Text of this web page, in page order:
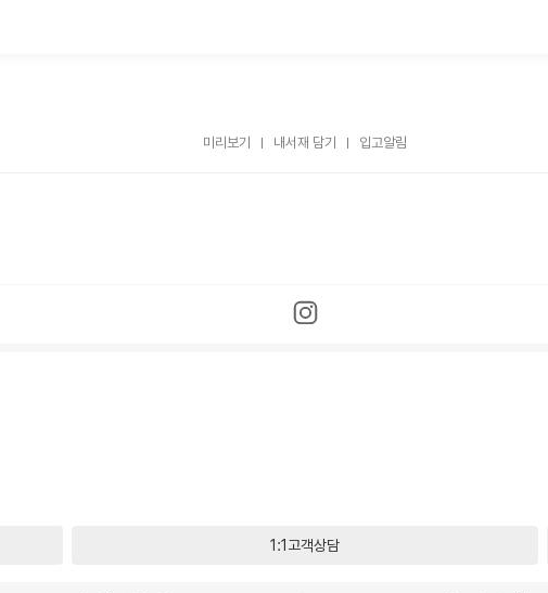
미리보기 내서재 담기 입고알림
1:1고객상담